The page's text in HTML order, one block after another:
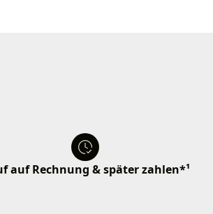
auf Rechnung & später zahlen*¹